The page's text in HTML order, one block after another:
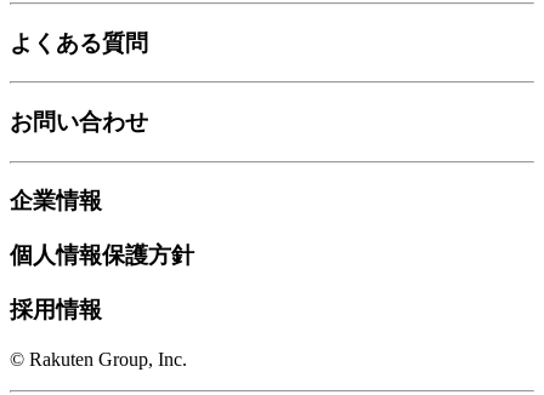
よくある質問
お問い合わせ
企業情報
個人情報保護方針
採用情報
© Rakuten Group, Inc.